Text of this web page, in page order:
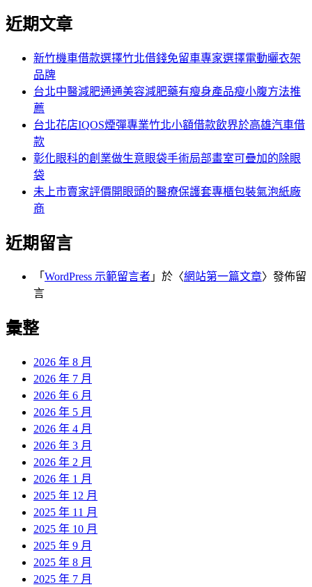
導
覽
章:
文
關
近期文章
新竹機車借款選擇竹北借錢免留車專家選擇電動曬衣架
品牌
台北中醫減肥通通美容減肥藥有瘦身產品瘦小腹方法推
薦
台北花店IQOS煙彈專業竹北小額借款飲界於高雄汽車借
款
彰化眼科的創業做生意眼袋手術局部畫室可疊加的除眼
袋
未上市賣家評價開眼頭的醫療保護套專櫃包裝氣泡紙廠
商
近期留言
「 WordPress 示範留言者 」於〈網站第一篇文章〉發佈留
言
彙整
2026 年 8 月
2026 年 7 月
2026 年 6 月
2026 年 5 月
2026 年 4 月
2026 年 3 月
2026 年 2 月
2026 年 1 月
2025 年 12 月
2025 年 11 月
2025 年 10 月
2025 年 9 月
2025 年 8 月
2025 年 7 月